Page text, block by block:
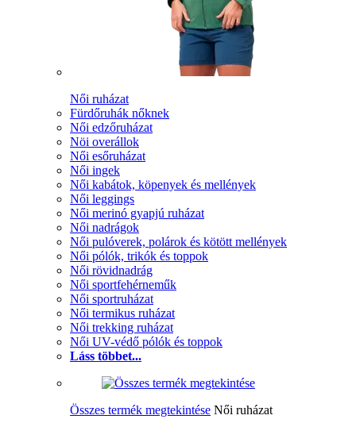
Női ruházat
Fürdőruhák nőknek
Női edzőruházat
Nöi overállok
Női esőruházat
Női ingek
Női kabátok, köpenyek és mellények
Női leggings
Női merinó gyapjú ruházat
Női nadrágok
Női pulóverek, polárok és kötött mellények
Női pólók, trikók és toppok
Női rövidnadrág
Női sportfehérneműk
Női sportruházat
Női termikus ruházat
Női trekking ruházat
Női UV-védő pólók és toppok
Láss többet...
Összes termék megtekintése Női ruházat